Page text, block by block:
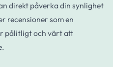
direkt påverka din synlighet
recensioner som en
pålitligt och värt att